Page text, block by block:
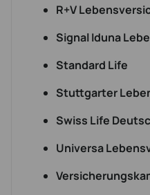
R+V
Signal Iduna
Standard Life
Stuttgarter
Swiss Life
Universa